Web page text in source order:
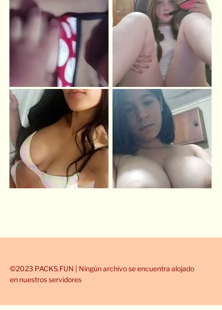
©2023 PACKS.FUN | Ningún archivo se encuentra alojado
en nuestros servidores